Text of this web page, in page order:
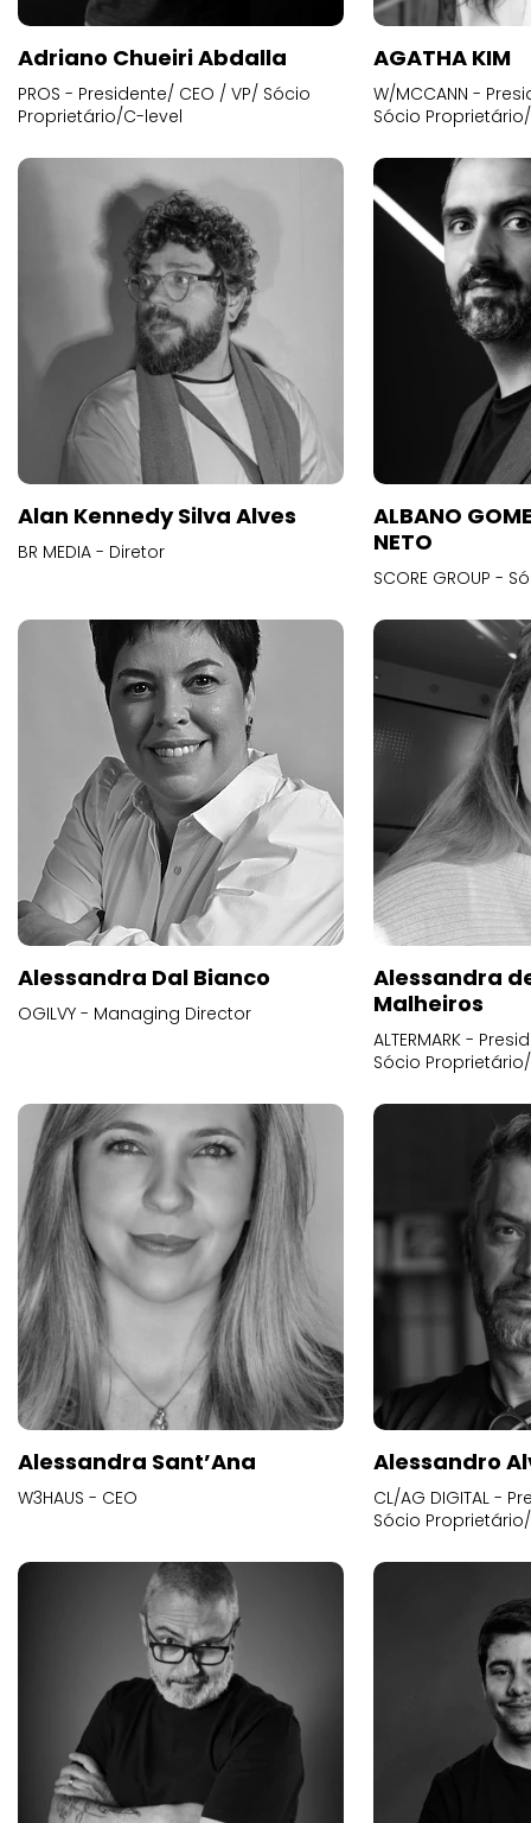
Adriano Chueiri Abdalla
PROS - Presidente/ CEO / VP/ Sócio
Proprietário/C-level
AGATHA KIM
W/MCCANN -
Sócio
Alan Kennedy Silva Alves
BR MEDIA - Diretor
ALBANO
NETO
SCORE GROUP -
Alessandra Dal Bianco
OGILVY - Managing Director
Alessandra
Malheiros
ALTERMARK -
Sócio
Alessandra Sant’Ana
W3HAUS - CEO
Alessandro
CL/AG DIGITAL -
Sócio